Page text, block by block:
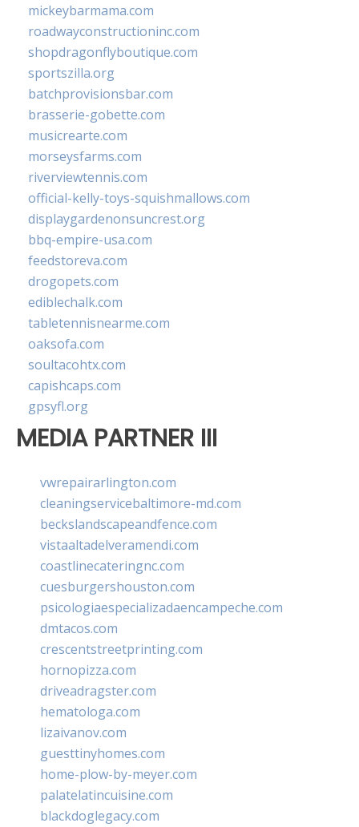
mickeybarmama.com
roadwayconstructioninc.com
shopdragonflyboutique.com
sportszilla.org
batchprovisionsbar.com
brasserie-gobette.com
musicrearte.com
morseysfarms.com
riverviewtennis.com
official-kelly-toys-squishmallows.com
displaygardenonsuncrest.org
bbq-empire-usa.com
feedstoreva.com
drogopets.com
ediblechalk.com
tabletennisnearme.com
oaksofa.com
soultacohtx.com
capishcaps.com
gpsyfl.org
MEDIA PARTNER III
vwrepairarlington.com
cleaningservicebaltimore-md.com
beckslandscapeandfence.com
vistaaltadelveramendi.com
coastlinecateringnc.com
cuesburgershouston.com
psicologiaespecializadaencampeche.com
dmtacos.com
crescentstreetprinting.com
hornopizza.com
driveadragster.com
hematologa.com
lizaivanov.com
guesttinyhomes.com
home-plow-by-meyer.com
palatelatincuisine.com
blackdoglegacy.com